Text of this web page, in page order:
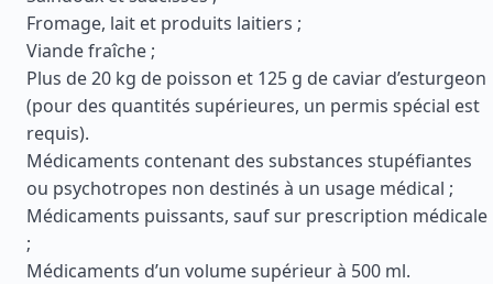
Fromage, lait et produits laitiers ;
Viande fraîche ;
Plus de 20 kg de poisson et 125 g de caviar d’esturgeon
(pour des quantités supérieures, un permis spécial est
requis).
Médicaments contenant des substances stupéfiantes
ou psychotropes non destinés à un usage médical ;
Médicaments puissants, sauf sur prescription médicale
;
Médicaments d’un volume supérieur à 500 ml.